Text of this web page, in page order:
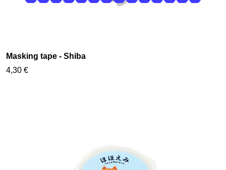
Masking tape - Shiba
4,30 €